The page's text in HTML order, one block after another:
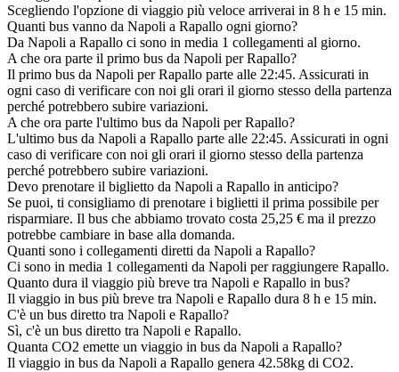
Scegliendo l'opzione di viaggio più veloce arriverai in 8 h e 15 min.
Quanti bus vanno da Napoli a Rapallo ogni giorno?
Da Napoli a Rapallo ci sono in media 1 collegamenti al giorno.
A che ora parte il primo bus da Napoli per Rapallo?
Il primo bus da Napoli per Rapallo parte alle 22:45. Assicurati in
ogni caso di verificare con noi gli orari il giorno stesso della partenza
perché potrebbero subire variazioni.
A che ora parte l'ultimo bus da Napoli per Rapallo?
L'ultimo bus da Napoli a Rapallo parte alle 22:45. Assicurati in ogni
caso di verificare con noi gli orari il giorno stesso della partenza
perché potrebbero subire variazioni.
Devo prenotare il biglietto da Napoli a Rapallo in anticipo?
Se puoi, ti consigliamo di prenotare i biglietti il prima possibile per
risparmiare. Il bus che abbiamo trovato costa 25,25 € ma il prezzo
potrebbe cambiare in base alla domanda.
Quanti sono i collegamenti diretti da Napoli a Rapallo?
Ci sono in media 1 collegamenti da Napoli per raggiungere Rapallo.
Quanto dura il viaggio più breve tra Napoli e Rapallo in bus?
Il viaggio in bus più breve tra Napoli e Rapallo dura 8 h e 15 min.
C'è un bus diretto tra Napoli e Rapallo?
Sì, c'è un bus diretto tra Napoli e Rapallo.
Quanta CO2 emette un viaggio in bus da Napoli a Rapallo?
Il viaggio in bus da Napoli a Rapallo genera 42.58kg di CO2.